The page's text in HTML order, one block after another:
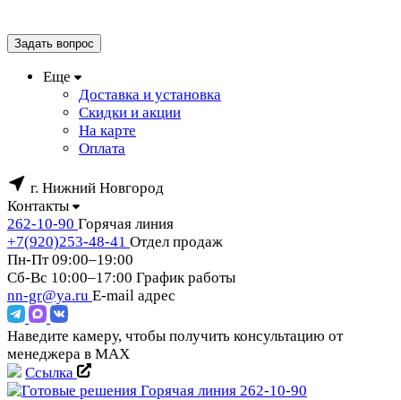
Задать вопрос
Еще
Доставка и установка
Скидки и акции
На карте
Оплата
г. Нижний Новгород
Контакты
262-10-90 Горячая линия
+7(920)253-48-41 Отдел продаж
Пн-Пт 09:00–19:00
Сб-Вс 10:00–17:00 График работы
nn-gr@ya.ru E-mail адрес
Наведите камеру, чтобы получить консультацию от
менеджера в MAX
Ссылка
Горячая линия 262-10-90